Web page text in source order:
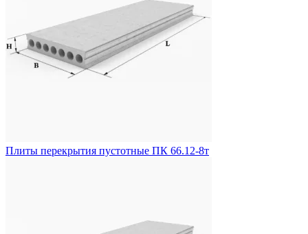
Плиты перекрытия пустотные ПК 66.12-8т